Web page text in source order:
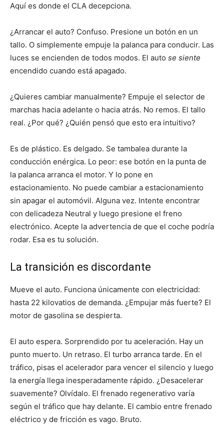
Aquí es donde el CLA decepciona.
¿Arrancar el auto? Confuso. Presione un botón en un
tallo. O simplemente empuje la palanca para conducir. Las
luces se encienden de todos modos. El auto se siente
encendido cuando está apagado.
¿Quieres cambiar manualmente? Empuje el selector de
marchas hacia adelante o hacia atrás. No remos. El tallo
real. ¿Por qué? ¿Quién pensó que esto era intuitivo?
Es de plástico. Es delgado. Se tambalea durante la
conducción enérgica. Lo peor: ese botón en la punta de
la palanca arranca el motor. Y lo pone en
estacionamiento. No puede cambiar a estacionamiento
sin apagar el automóvil. Alguna vez. Intente encontrar
con delicadeza Neutral y luego presione el freno
electrónico. Acepte la advertencia de que el coche podría
rodar. Esa es tu solución.
La transición es discordante
Mueve el auto. Funciona únicamente con electricidad:
hasta 22 kilovatios de demanda. ¿Empujar más fuerte? El
motor de gasolina se despierta.
El auto espera. Sorprendido por tu aceleración. Hay un
punto muerto. Un retraso. El turbo arranca tarde. En el
tráfico, pisas el acelerador para vencer el silencio y luego
la energía llega inesperadamente rápido. ¿Desacelerar
suavemente? Olvídalo. El frenado regenerativo varía
según el tráfico que hay delante. El cambio entre frenado
eléctrico y de fricción es vago. Bruto.